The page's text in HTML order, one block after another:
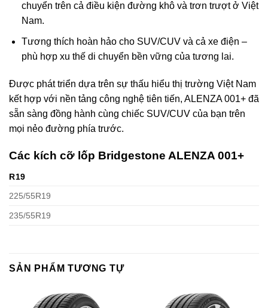
chuyển trên cả điều kiện đường khô và trơn trượt ở Việt
Nam.​
Tương thích hoàn hảo cho SUV/CUV và cả xe điện –
phù hợp xu thế di chuyển bền vững của tương lai.​​
Được phát triển dựa trên sự thấu hiểu thị trường Việt Nam
kết hợp với nền tảng công nghệ tiên tiến, ALENZA 001+ đã
sẵn sàng đồng hành cùng chiếc SUV/CUV của bạn trên
mọi nẻo đường phía trước. ​​
Các kích cỡ lốp Bridgestone ALENZA 001+
R19
225/55R19
235/55R19
SẢN PHẨM TƯƠNG TỰ